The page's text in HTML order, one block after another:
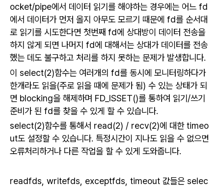
ocket/pipe에서 데이터 읽기를 해야하는 경우에는 어느 fd
에서 데이터가 먼저 올지 아무도 모르기 때문에 fd를 순서대
로 읽기를 시도한다면 첫번째 fd에 상대방이 데이터 전송을
하지 않게 되면 나머지 fd에 대해서는 상대가 데이터를 전송
했는 데도 불구하고 처리를 하지 못하는 문제가 발생합니다.
이 select(2)함수는 여러개의 fd를 동시에 모니터링하다가
한개라도 읽을(주로 읽을 때에 문제가 됨) 수 있는 상태가 되
면 blocking을 해제하며 FD_ISSET()를 통하여 읽기/쓰기
준비가 된 fd를 찾을 수 있게 할 수 있습니다.
select(2)함수를 통해서 read(2) / recv(2)에 대한 timeo
ut도 설정할 수 있습니다. 특정시간이 지나도 읽을 수 없으면
오류처리하거나 다른 작업을 할 수 있게 도와줍니다.
readfds, writefds, exceptfds, timeout 값들은 selec